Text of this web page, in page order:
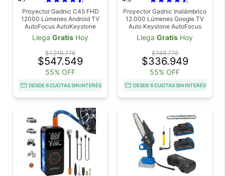
Proyector Gadnic C45 FHD
12000 Lúmenes Android TV
AutoFocus AutoKeystone
Bolso Transportador Cable
HDMI
Llega Gratis Hoy
$1.216.776
$547.549
55% OFF
DESDE 6 CUOTAS SIN INTERÉS
Proyector Gadnic Inalámbrico
12.000 Lúmenes Google TV
Auto Keystone AutoFocus
WiFi BT
Llega Gratis Hoy
$748.776
$336.949
55% OFF
DESDE 6 CUOTAS SIN INTERÉS